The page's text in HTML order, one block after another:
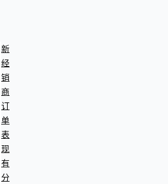
新
经
销
商
订
单
表
现
有
分